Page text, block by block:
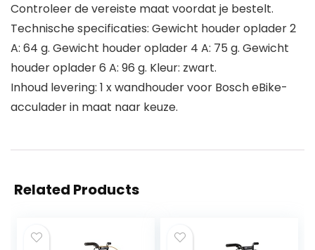
Controleer de vereiste maat voordat je bestelt.
Technische specificaties: Gewicht houder oplader 2
A: 64 g. Gewicht houder oplader 4 A: 75 g. Gewicht
houder oplader 6 A: 96 g. Kleur: zwart.
Inhoud levering: 1 x wandhouder voor Bosch eBike-
acculader in maat naar keuze.
Related Products